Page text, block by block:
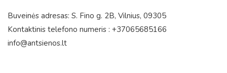
Buveinės adresas: S. Fino g. 2B, Vilnius, 09305
Kontaktinis telefono numeris : +37065685166
info@antsienos.lt